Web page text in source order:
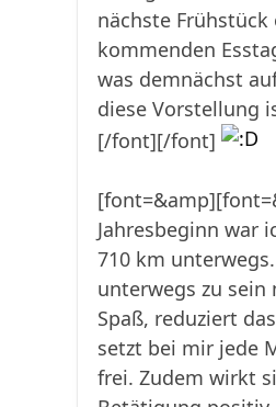
nächste Frühstück
kommenden
was demnächst
diese Vorstellung
[/font][/font]
Jahresbeginn war
710 km
unterwegs zu
Spaß, reduziert
setzt bei mir jede
frei. Zudem wirkt